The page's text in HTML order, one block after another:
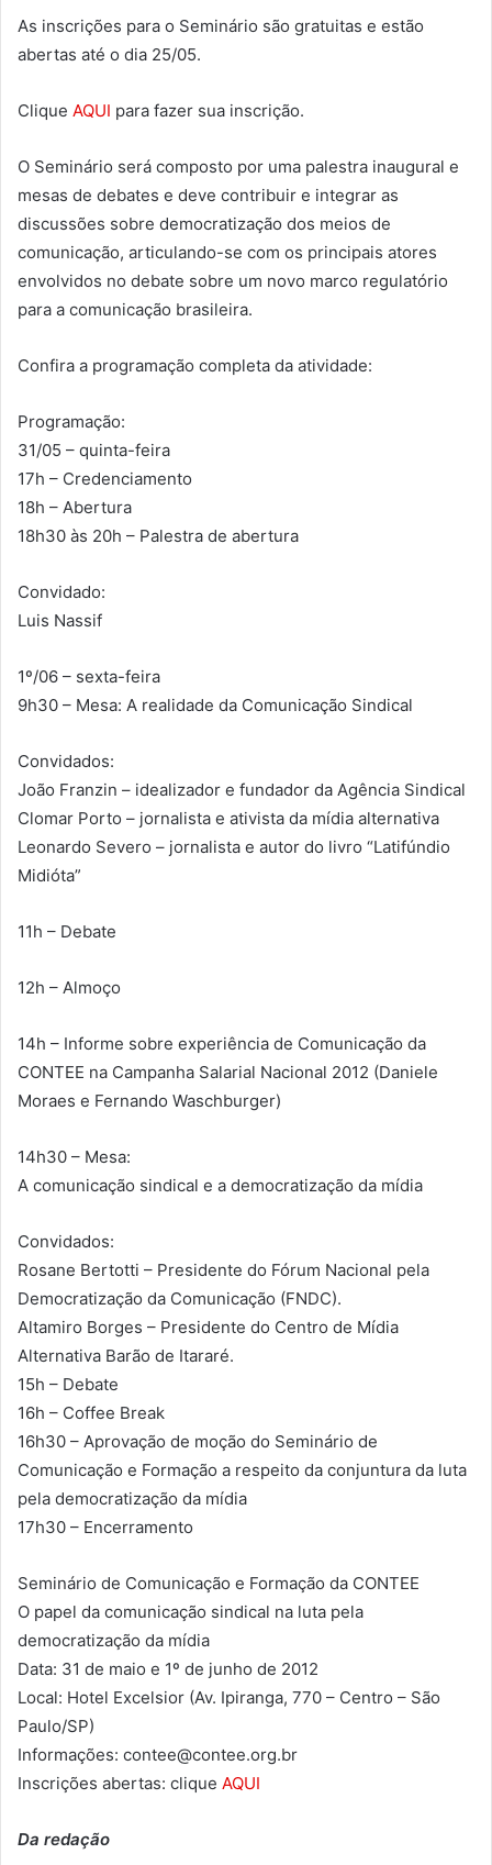
As inscrições para o Seminário são gratuitas e estão
abertas até o dia 25/05.
Clique AQUI para fazer sua inscrição.
O Seminário será composto por uma palestra inaugural e
mesas de debates e deve contribuir e integrar as
discussões sobre democratização dos meios de
comunicação, articulando-se com os principais atores
envolvidos no debate sobre um novo marco regulatório
para a comunicação brasileira.
Confira a programação completa da atividade:
Programação:
31/05 – quinta-feira
17h – Credenciamento
18h – Abertura
18h30 às 20h – Palestra de abertura
Convidado:
Luis Nassif
1º/06 – sexta-feira
9h30 – Mesa: A realidade da Comunicação Sindical
Convidados:
João Franzin – idealizador e fundador da Agência Sindical
Clomar Porto – jornalista e ativista da mídia alternativa
Leonardo Severo – jornalista e autor do livro “Latifúndio
Midióta”
11h – Debate
12h – Almoço
14h – Informe sobre experiência de Comunicação da
CONTEE na Campanha Salarial Nacional 2012 (Daniele
Moraes e Fernando Waschburger)
14h30 – Mesa:
A comunicação sindical e a democratização da mídia
Convidados:
Rosane Bertotti – Presidente do Fórum Nacional pela
Democratização da Comunicação (FNDC).
Altamiro Borges – Presidente do Centro de Mídia
Alternativa Barão de Itararé.
15h – Debate
16h – Coffee Break
16h30 – Aprovação de moção do Seminário de
Comunicação e Formação a respeito da conjuntura da luta
pela democratização da mídia
17h30 – Encerramento
Seminário de Comunicação e Formação da CONTEE
O papel da comunicação sindical na luta pela
democratização da mídia
Data: 31 de maio e 1º de junho de 2012
Local: Hotel Excelsior (Av. Ipiranga, 770 – Centro – São
Paulo/SP)
Informações: contee@contee.org.br
Inscrições abertas: clique AQUI
Da redação